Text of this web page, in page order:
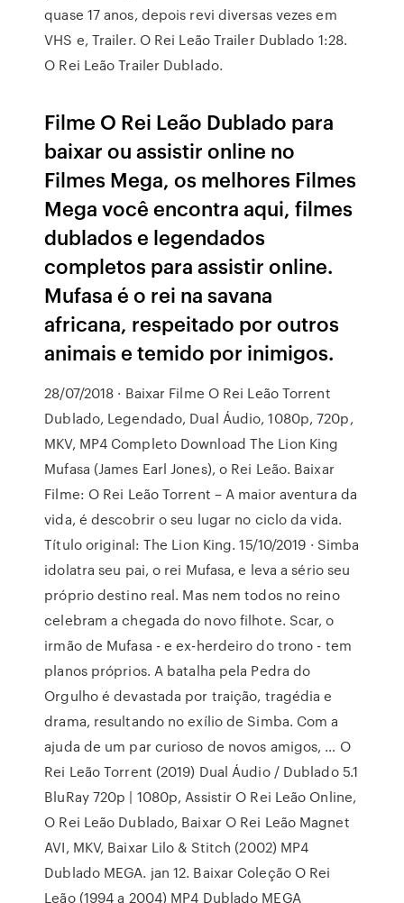
quase 17 anos, depois revi diversas vezes em
VHS e, Trailer. O Rei Leão Trailer Dublado 1:28.
O Rei Leão Trailer Dublado.
Filme O Rei Leão Dublado para
baixar ou assistir online no
Filmes Mega, os melhores Filmes
Mega você encontra aqui, filmes
dublados e legendados
completos para assistir online.
Mufasa é o rei na savana
africana, respeitado por outros
animais e temido por inimigos.
28/07/2018 · Baixar Filme O Rei Leão Torrent
Dublado, Legendado, Dual Áudio, 1080p, 720p,
MKV, MP4 Completo Download The Lion King
Mufasa (James Earl Jones), o Rei Leão. Baixar
Filme: O Rei Leão Torrent – A maior aventura da
vida, é descobrir o seu lugar no ciclo da vida.
Título original: The Lion King. 15/10/2019 · Simba
idolatra seu pai, o rei Mufasa, e leva a sério seu
próprio destino real. Mas nem todos no reino
celebram a chegada do novo filhote. Scar, o
irmão de Mufasa - e ex-herdeiro do trono - tem
planos próprios. A batalha pela Pedra do
Orgulho é devastada por traição, tragédia e
drama, resultando no exílio de Simba. Com a
ajuda de um par curioso de novos amigos, … O
Rei Leão Torrent (2019) Dual Áudio / Dublado 5.1
BluRay 720p | 1080p, Assistir O Rei Leão Online,
O Rei Leão Dublado, Baixar O Rei Leão Magnet
AVI, MKV, Baixar Lilo & Stitch (2002) MP4
Dublado MEGA. jan 12. Baixar Coleção O Rei
Leão (1994 a 2004) MP4 Dublado MEGA